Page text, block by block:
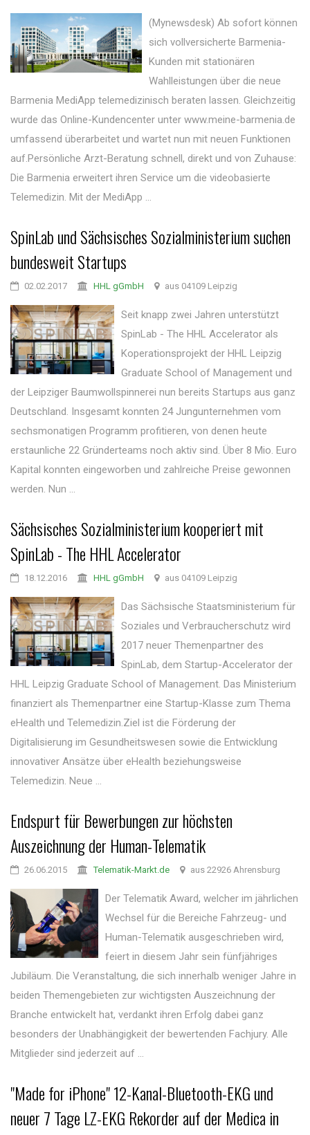
(Mynewsdesk) Ab sofort können
sich vollversicherte Barmenia-
Kunden mit stationären
Wahlleistungen über die neue
Barmenia MediApp telemedizinisch beraten lassen. Gleichzeitig
wurde das Online-Kundencenter unter www.meine-barmenia.de
umfassend überarbeitet und wartet nun mit neuen Funktionen
auf.Persönliche Arzt-Beratung schnell, direkt und von Zuhause:
Die Barmenia erweitert ihren Service um die videobasierte
Telemedizin. Mit der MediApp ...
SpinLab und Sächsisches Sozialministerium suchen
bundesweit Startups
02.02.2017 HHL gGmbH aus 04109 Leipzig
Seit knapp zwei Jahren unterstützt
SpinLab - The HHL Accelerator als
Koperationsprojekt der HHL Leipzig
Graduate School of Management und
der Leipziger Baumwollspinnerei nun bereits Startups aus ganz
Deutschland. Insgesamt konnten 24 Jungunternehmen vom
sechsmonatigen Programm profitieren, von denen heute
erstaunliche 22 Gründerteams noch aktiv sind. Über 8 Mio. Euro
Kapital konnten eingeworben und zahlreiche Preise gewonnen
werden. Nun ...
Sächsisches Sozialministerium kooperiert mit
SpinLab - The HHL Accelerator
18.12.2016 HHL gGmbH aus 04109 Leipzig
Das Sächsische Staatsministerium für
Soziales und Verbraucherschutz wird
2017 neuer Themenpartner des
SpinLab, dem Startup-Accelerator der
HHL Leipzig Graduate School of Management. Das Ministerium
finanziert als Themenpartner eine Startup-Klasse zum Thema
eHealth und Telemedizin.Ziel ist die Förderung der
Digitalisierung im Gesundheitswesen sowie die Entwicklung
innovativer Ansätze über eHealth beziehungsweise
Telemedizin. Neue ...
Endspurt für Bewerbungen zur höchsten
Auszeichnung der Human-Telematik
26.06.2015 Telematik-Markt.de aus 22926 Ahrensburg
Der Telematik Award, welcher im jährlichen
Wechsel für die Bereiche Fahrzeug- und
Human-Telematik ausgeschrieben wird,
feiert in diesem Jahr sein fünfjähriges
Jubiläum. Die Veranstaltung, die sich innerhalb weniger Jahre in
beiden Themengebieten zur wichtigsten Auszeichnung der
Branche entwickelt hat, verdankt ihren Erfolg dabei ganz
besonders der Unabhängigkeit der bewertenden Fachjury. Alle
Mitglieder sind jederzeit auf ...
"Made for iPhone" 12-Kanal-Bluetooth-EKG und
neuer 7 Tage LZ-EKG Rekorder auf der Medica in